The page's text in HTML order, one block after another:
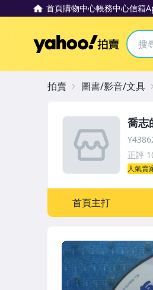
首頁購物中心帳務中心信箱
Yahoo
喬志
正評
人氣賣
首頁主打
國語光碟
拍賣 圖書/影音/文具